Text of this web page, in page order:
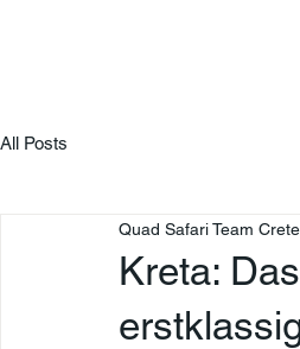
All Posts
Kreta:
Quad Safari Team Crete